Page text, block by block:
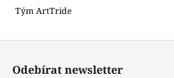
Tým ArtTride
Odebírat newsletter